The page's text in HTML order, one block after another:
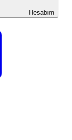
Hesabım